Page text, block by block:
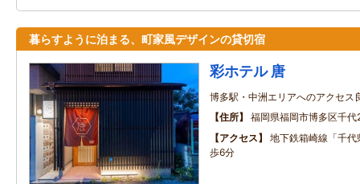
暮らすように泊まる、町家風デザインの貸切宿
彩ホテル 唐
博多駅・中洲エリアへのアクセス
住所
福岡県福岡市博多区千代
アクセス
地下鉄箱崎線「千
歩6分